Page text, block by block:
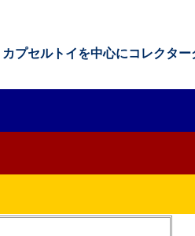
イを中心にコレクターグッズ